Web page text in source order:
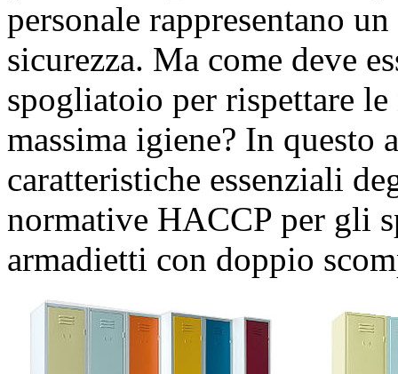
personale rappresentano
sicurezza. Ma come deve
spogliatoio per rispettare
massima igiene? In questo
caratteristiche essenziali
normative HACCP per gli
armadietti con doppio